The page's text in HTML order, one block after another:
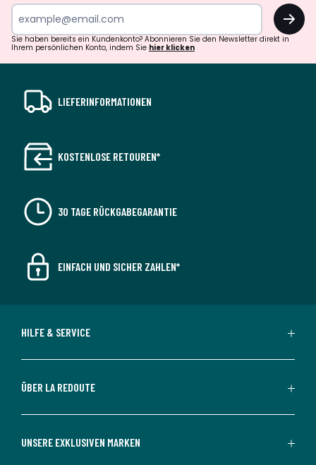
OK
Sie haben bereits ein Kundenkonto? Abonnieren Sie den Newsletter direkt in
Ihrem persönlichen Konto, indem Sie hier klicken
LIEFERINFORMATIONEN
KOSTENLOSE RETOUREN*
30 TAGE RÜCKGABEGARANTIE
EINFACH UND SICHER ZAHLEN*
HILFE & SERVICE
ÜBER LA REDOUTE
UNSERE EXKLUSIVEN MARKEN